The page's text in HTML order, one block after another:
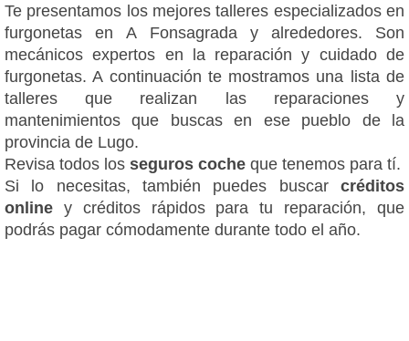
Te presentamos los mejores talleres especializados en
furgonetas en A Fonsagrada y alrededores. Son
mecánicos expertos en la reparación y cuidado de
furgonetas. A continuación te mostramos una lista de
talleres que realizan las reparaciones y
mantenimientos que buscas en ese pueblo de la
provincia de Lugo.
Revisa todos los seguros coche que tenemos para tí.
Si lo necesitas, también puedes buscar créditos
online y créditos rápidos para tu reparación, que
podrás pagar cómodamente durante todo el año.